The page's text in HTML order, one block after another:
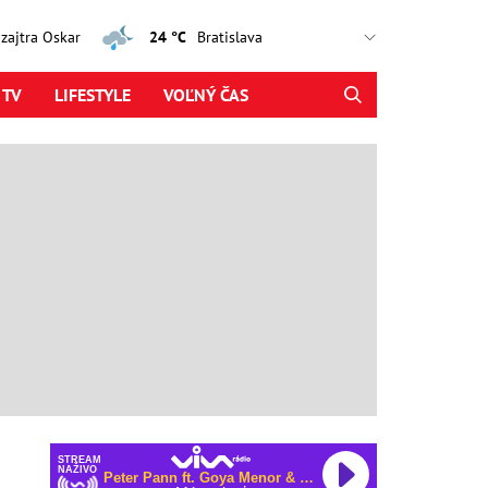
Oskar 24 °C
LIFESTYLE VOĽNÝ ČAS
STREAM
NAŽIVO
Peter Pann ft. Goya Menor & Kali